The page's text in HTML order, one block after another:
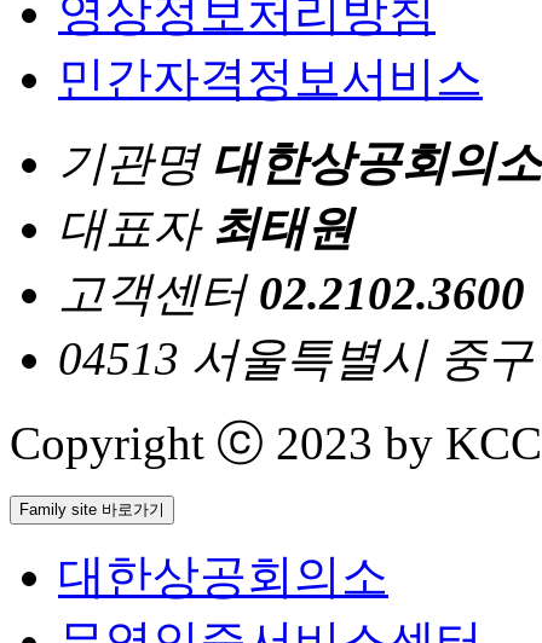
영상정보처리방침
민간자격정보서비스
기관명 대한상공회의소
대표자 최태원
고객센터 02.2102.3600
04513 서울특별시 중
Copyright ⓒ 2023 by
Family site 바로가기
대한상공회의소